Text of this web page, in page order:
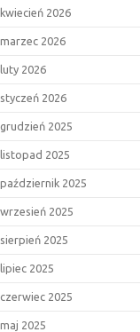
kwiecień 2026
marzec 2026
luty 2026
styczeń 2026
grudzień 2025
listopad 2025
październik 2025
wrzesień 2025
sierpień 2025
lipiec 2025
czerwiec 2025
maj 2025